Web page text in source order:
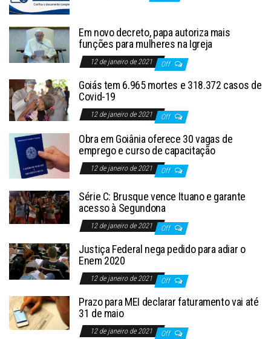
Em novo decreto, papa autoriza mais
funções para mulheres na Igreja
12 de janeiro de 2021 Off
Goiás tem 6.965 mortes e 318.372 casos de
Covid-19
12 de janeiro de 2021 Off
Obra em Goiânia oferece 30 vagas de
emprego e curso de capacitação
12 de janeiro de 2021 Off
Série C: Brusque vence Ituano e garante
acesso à Segundona
12 de janeiro de 2021 Off
Justiça Federal nega pedido para adiar o
Enem 2020
12 de janeiro de 2021 Off
Prazo para MEI declarar faturamento vai até
31 de maio
12 de janeiro de 2021 Off